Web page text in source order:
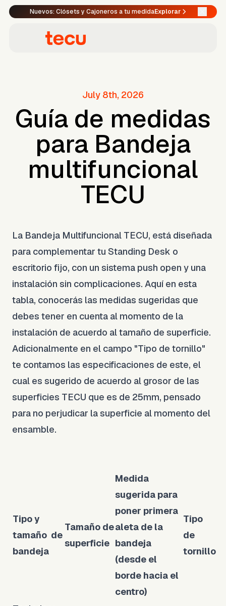
Nuevos: Clósets y Cajoneros a tu medidaExplorar
July 8th, 2026
Guía de medidas
para Bandeja
multifuncional
TECU
La Bandeja Multifuncional TECU, está diseñada
para complementar tu Standing Desk o
escritorio fijo, con un sistema push open y una
instalación sin complicaciones. Aquí en esta
tabla, conocerás las medidas sugeridas que
debes tener en cuenta al momento de la
instalación de acuerdo al tamaño de superficie.
Adicionalmente en el campo "Tipo de tornillo"
te contamos las especificaciones de este, el
cual es sugerido de acuerdo al grosor de las
superficies TECU que es de 25mm, pensado
para no perjudicar la superficie al momento del
ensamble.
Tipo y
tamaño de
bandeja
Tamaño de
superficie
Medida
sugerida para
poner primera
aleta de la
bandeja
(desde el
borde hacia el
centro)
Tipo
de
tornillo